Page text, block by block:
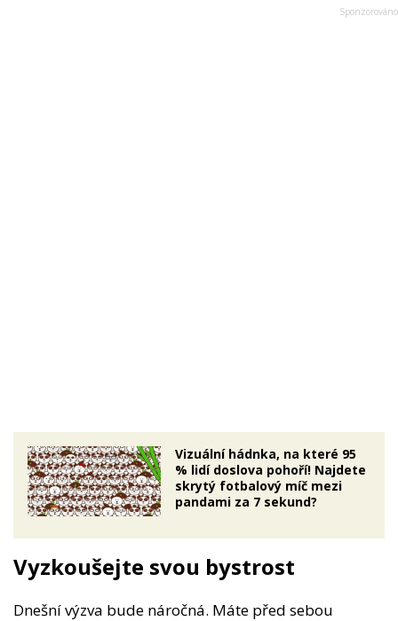
Vizuální hádnka, na které 95
% lidí doslova pohoří! Najdete
skrytý fotbalový míč mezi
pandami za 7 sekund?
Vyzkoušejte svou bystrost
Dnešní výzva bude náročná. Máte před sebou